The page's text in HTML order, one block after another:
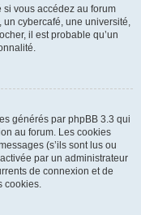
si vous accédez au forum
cybercafé, une université,
il est probable qu’un
générés par phpBB 3.3 qui
au forum. Les cookies
(s’ils sont lus ou
par un administrateur
de connexion et de
cookies.